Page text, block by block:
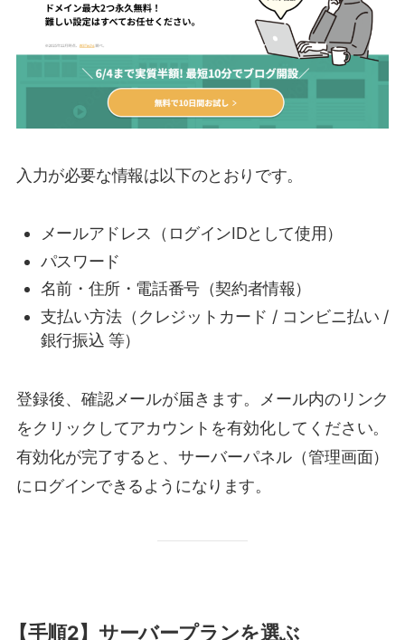
入力が必要な情報は以下のとおりです。
メールアドレス（ログインIDとして使用）
パスワード
名前・住所・電話番号（契約者情報）
支払い方法（クレジットカード / コンビニ払い /
銀行振込 等）
登録後、確認メールが届きます。メール内のリンク
をクリックしてアカウントを有効化してください。
有効化が完了すると、サーバーパネル（管理画面）
にログインできるようになります。
【手順2】サーバープランを選ぶ